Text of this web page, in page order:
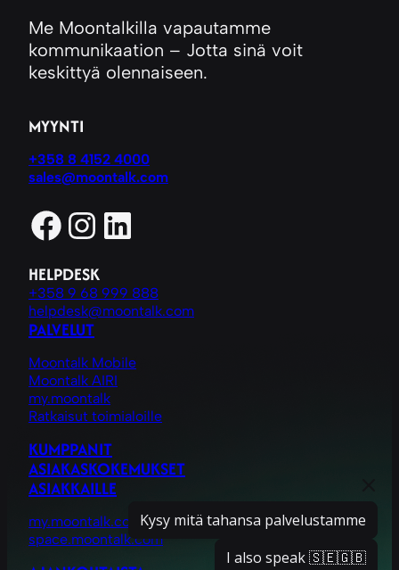
Me Moontalkilla vapautamme
kommunikaation – Jotta sinä voit
keskittyä olennaiseen.
MYYNTI
+358 8 4152 4000
sales@moontalk.com
Facebook Instagram LinkedIn
HELPDESK
+358 9 68 999 888
helpdesk@moontalk.com
PALVELUT
Moontalk Mobile
Moontalk AIRI
my.moontalk
Ratkaisut toimialoille
KUMPPANIT
ASIAKASKOKEMUKSET
ASIAKKAILLE
my.moontalk.com
space.moontalk.com
Kysy mitä tahansa palvelustamme
I also speak 🇸🇪🇬🇧